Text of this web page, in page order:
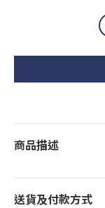
商品描述
送貨及付款方式